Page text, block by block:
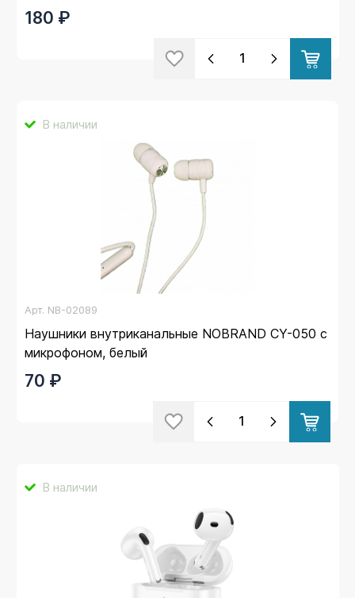
180 ₽
В наличии
Арт. NB-02089
Наушники внутриканальные NOBRAND CY-050 с
микрофоном, белый
70 ₽
В наличии